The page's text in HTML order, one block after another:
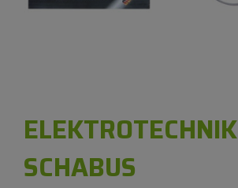
ELEKTROTECHNIK
SCHABUS